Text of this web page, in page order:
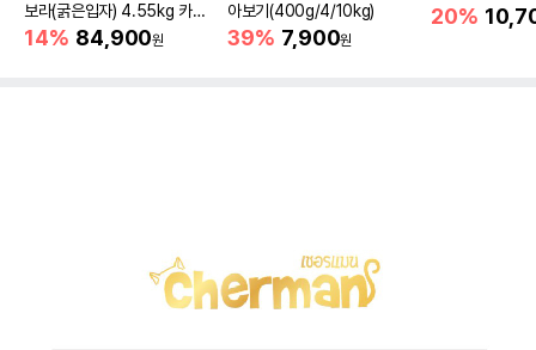
보라(굵은입자) 4.55kg 카사
바모래
14% 84,900원
아보기(400g/4/10kg)
39% 7,900원
20%